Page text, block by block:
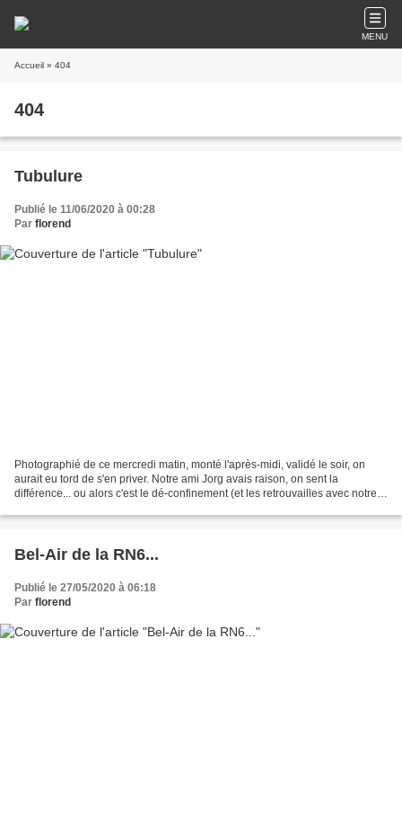
MENU
Accueil » 404
404
Tubulure
Publié le 11/06/2020 à 00:28
Par florend
Photographié de ce mercredi matin, monté l'après-midi, validé le soir, on
aurait eu tord de s'en priver. Notre ami Jorg avais raison, on sent la
différence... ou alors c'est le dé-confinement (et les retrouvailles avec notre
Bel-Air de la RN6...
Publié le 27/05/2020 à 06:18
Par florend